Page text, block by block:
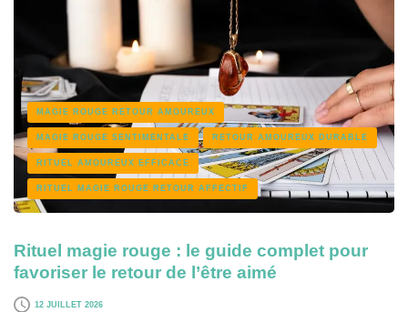
MAGIE ROUGE RETOUR AMOUREUX
MAGIE ROUGE SENTIMENTALE RETOUR AMOUREUX DURABLE
RITUEL AMOUREUX EFFICACE
RITUEL MAGIE ROUGE RETOUR AFFECTIF
Rituel magie rouge : le guide complet pour
favoriser le retour de l’être aimé
12 JUILLET 2026